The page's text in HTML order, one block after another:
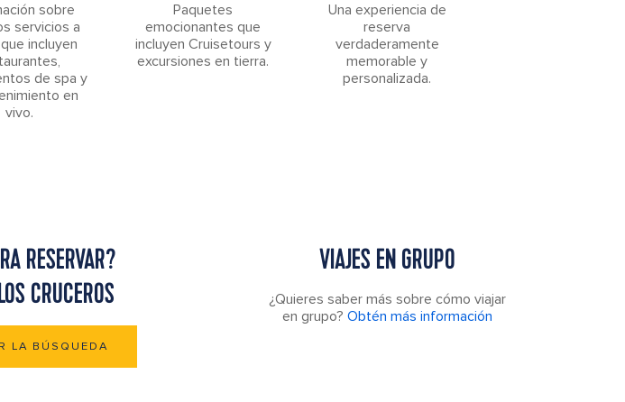
sobre
servicios a
incluyen
de spa y
en
vivo.
Paquetes
emocionantes que
incluyen Cruisetours y
excursiones en tierra.
Una experiencia de
reserva
verdaderamente
memorable y
personalizada.
RESERVAR?
CRUCEROS
LA BÚSQUEDA
VIAJES EN GRUPO
¿Quieres saber más sobre cómo viajar
en grupo? Obtén más información